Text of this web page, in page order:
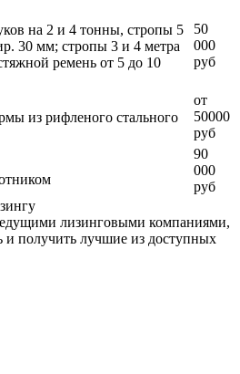
на 2 и 4 тонны, стропы 5
30 мм; стропы 3 и 4 метра
ремень от 5 до 10
50
000
руб
из рифленого стального
от
50000
руб
90
000
руб
лизинговыми компаниями,
получить лучшие из доступных